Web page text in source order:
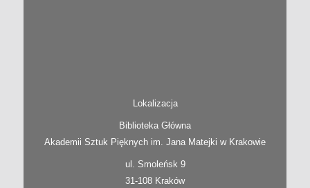
Lokalizacja
Biblioteka Główna
Akademii Sztuk Pięknych im. Jana Matejki w Krakowie
ul. Smoleńsk 9
31-108 Kraków